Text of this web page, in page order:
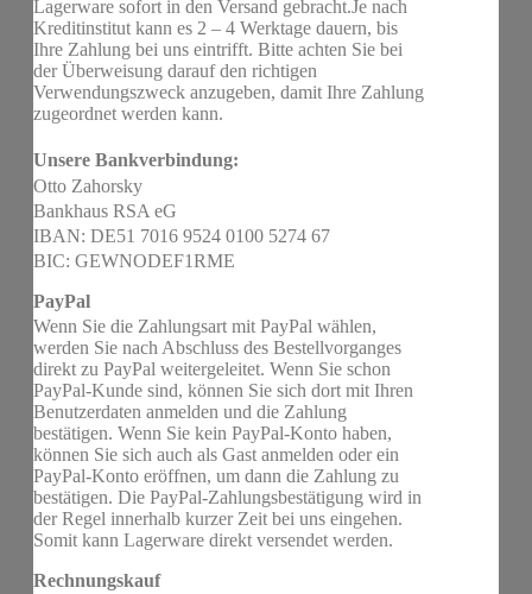
Lagerware sofort in den Versand gebracht.Je nach
Kreditinstitut kann es 2 – 4 Werktage dauern, bis
Ihre Zahlung bei uns eintrifft. Bitte achten Sie bei
der Überweisung darauf den richtigen
Verwendungszweck anzugeben, damit Ihre Zahlung
zugeordnet werden kann.
Unsere Bankverbindung:
Otto Zahorsky
Bankhaus RSA eG
IBAN: DE51 7016 9524 0100 5274 67
BIC: GEWNODEF1RME
PayPal
Wenn Sie die Zahlungsart mit PayPal wählen,
werden Sie nach Abschluss des Bestellvorganges
direkt zu PayPal weitergeleitet. Wenn Sie schon
PayPal-Kunde sind, können Sie sich dort mit Ihren
Benutzerdaten anmelden und die Zahlung
bestätigen. Wenn Sie kein PayPal-Konto haben,
können Sie sich auch als Gast anmelden oder ein
PayPal-Konto eröffnen, um dann die Zahlung zu
bestätigen. Die PayPal-Zahlungsbestätigung wird in
der Regel innerhalb kurzer Zeit bei uns eingehen.
Somit kann Lagerware direkt versendet werden.
Rechnungskauf